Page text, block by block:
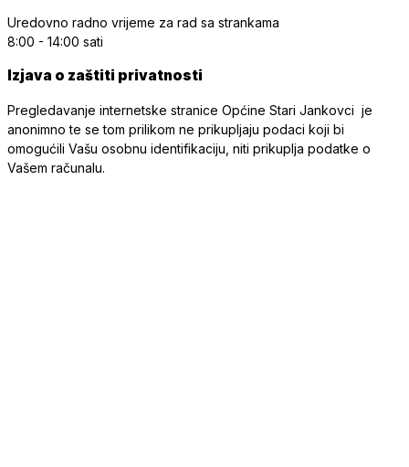
Uredovno radno vrijeme za rad sa strankama
8:00 - 14:00 sati
Izjava o zaštiti privatnosti
Pregledavanje internetske stranice Općine Stari Jankovci je
anonimno te se tom prilikom ne prikupljaju podaci koji bi
omogućili Vašu osobnu identifikaciju, niti prikuplja podatke o
Vašem računalu.